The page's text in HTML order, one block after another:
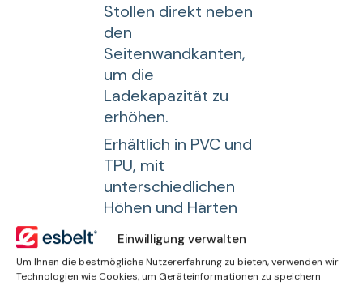
Einwilligung verwalten
Um Ihnen die bestmögliche Nutzererfahrung zu bieten, verwenden wir
Technologien wie Cookies, um Geräteinformationen zu speichern
Stollen direkt neben
den
Seitenwandkanten,
um die
Ladekapazität zu
erhöhen.
Erhältlich in PVC und
TPU, mit
unterschiedlichen
Höhen und Härten
ShA TPU).
Mit und ohne Sockel